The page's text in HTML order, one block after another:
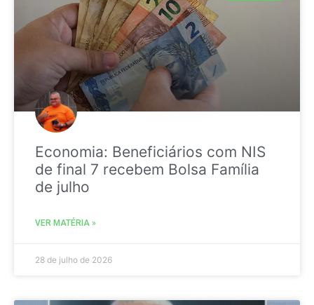
Economia: Beneficiários com NIS
de final 7 recebem Bolsa Família
de julho
VER MATÉRIA »
28 de julho de 2026